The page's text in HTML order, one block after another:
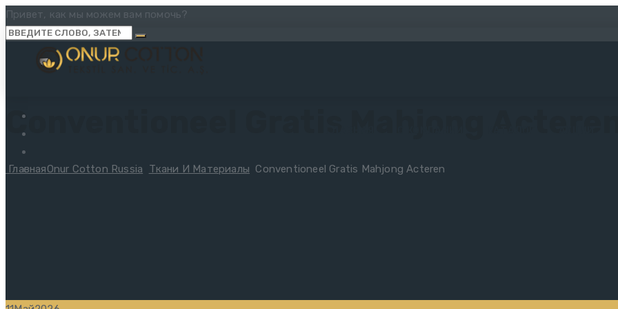
Привет, как мы можем вам помочь?
Conventioneel Gratis Mahjong Acteren
ГлавнаяOnur Cotton Russia Ткани И Материалы Conventioneel Gratis Mahjong Acteren